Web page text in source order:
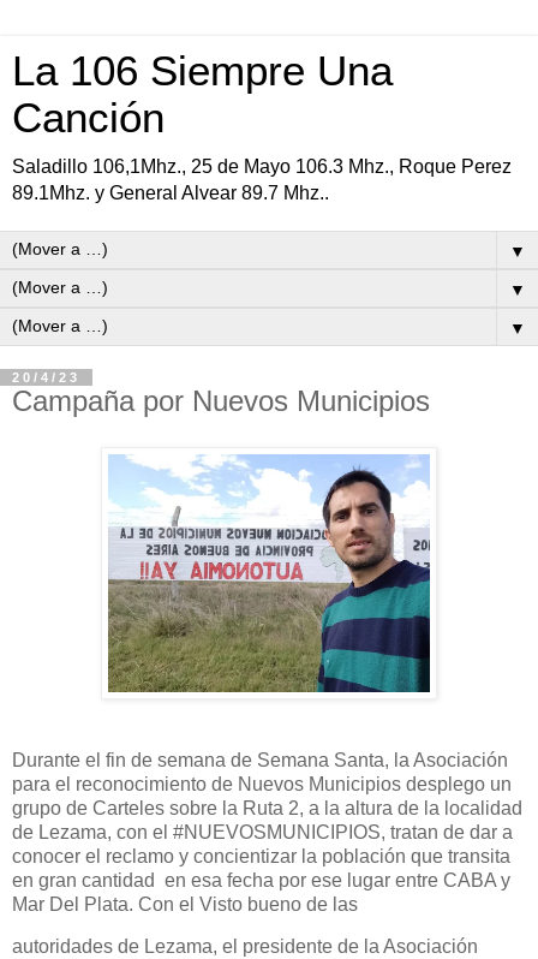
La 106 Siempre Una
Canción
Saladillo 106,1Mhz., 25 de Mayo 106.3 Mhz., Roque Perez
89.1Mhz. y General Alvear 89.7 Mhz..
▼
▼
▼
20/4/23
Campaña por Nuevos Municipios
Durante el fin de semana de Semana Santa, la Asociación
para el reconocimiento de Nuevos Municipios desplego un
grupo de Carteles sobre la Ruta 2, a la altura de la localidad
de Lezama, con el #NUEVOSMUNICIPIOS, tratan de dar a
conocer el reclamo y concientizar la población que transita
en gran cantidad en esa fecha por ese lugar entre CABA y
Mar Del Plata. Con el Visto bueno de las
autoridades de Lezama, el presidente de la Asociación